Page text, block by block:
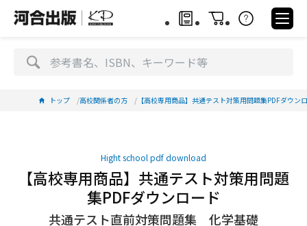
トップ 高校関係者の方 【高校専用商品】共通テスト対策用問題集PDFダウン
Hight school pdf download
【高校専用商品】共通テスト対策用問題
集PDFダウンロード
共通テスト直前対策問題集 化学基礎